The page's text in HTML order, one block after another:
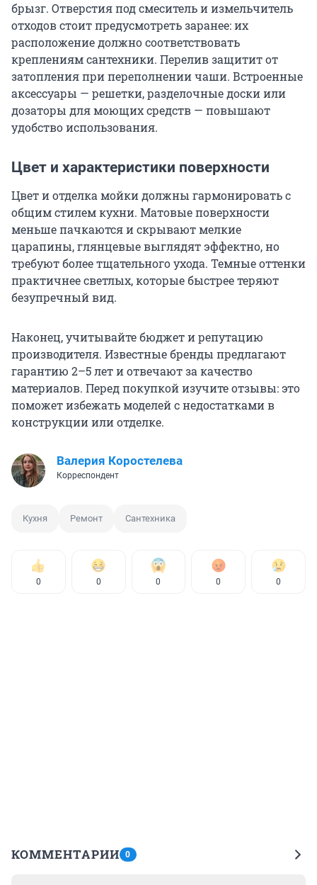
брызг. Отверстия под смеситель и измельчитель
отходов стоит предусмотреть заранее: их
расположение должно соответствовать
креплениям сантехники. Перелив защитит от
затопления при переполнении чаши. Встроенные
аксессуары — решетки, разделочные доски или
дозаторы для моющих средств — повышают
удобство использования.
Цвет и характеристики поверхности
Цвет и отделка мойки должны гармонировать с
общим стилем кухни. Матовые поверхности
меньше пачкаются и скрывают мелкие
царапины, глянцевые выглядят эффектно, но
требуют более тщательного ухода. Темные оттенки
практичнее светлых, которые быстрее теряют
безупречный вид.
Наконец, учитывайте бюджет и репутацию
производителя. Известные бренды предлагают
гарантию 2–5 лет и отвечают за качество
материалов. Перед покупкой изучите отзывы: это
поможет избежать моделей с недостатками в
конструкции или отделке.
Валерия Коростелева
Корреспондент
Кухня Ремонт Сантехника
0 0 0 0 0
КОММЕНТАРИИ 0